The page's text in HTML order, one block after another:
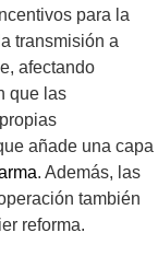
para la
transmisión a
afectando
que las
añade una capa
. Además, las
también
reforma.